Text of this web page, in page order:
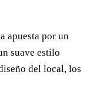
apuesta por un
suave estilo
del local, los